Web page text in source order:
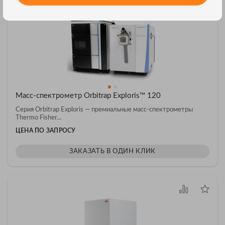
Масс-спектрометр Orbitrap Exploris™ 120
Серия Orbitrap Exploris — премиальные масс-спектрометры
Thermo Fisher...
ЦЕНА ПО ЗАПРОСУ
ЗАКАЗАТЬ В ОДИН КЛИК